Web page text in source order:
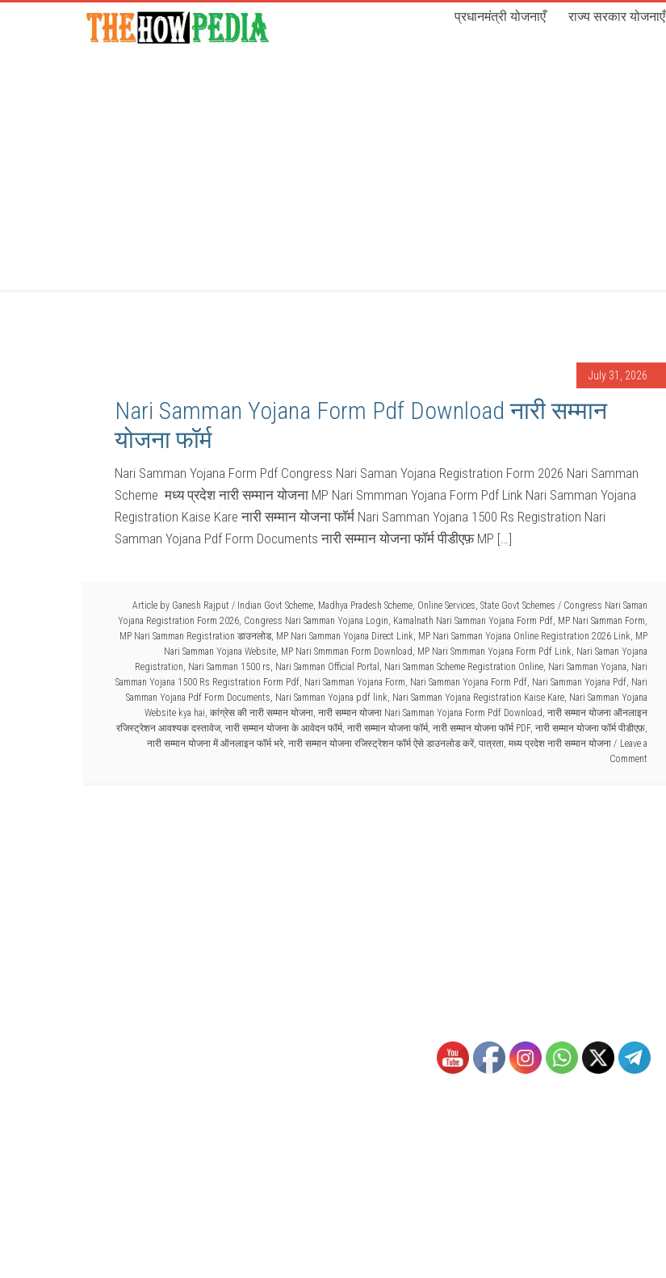
प्रधानमंत्री योजनाएँ राज्य सरकार योजनाएँ
July 31, 2026
Nari Samman Yojana Form Pdf Download नारी सम्मान
योजना फॉर्म
Nari Samman Yojana Form Pdf Congress Nari Saman Yojana Registration Form 2026 Nari Samman
Scheme मध्य प्रदेश नारी सम्मान योजना MP Nari Smmman Yojana Form Pdf Link Nari Samman Yojana
Registration Kaise Kare नारी सम्मान योजना फॉर्म Nari Samman Yojana 1500 Rs Registration Nari
Samman Yojana Pdf Form Documents नारी सम्मान योजना फॉर्म पीडीएफ़ MP […]
Article by Ganesh Rajput / Indian Govt Scheme, Madhya Pradesh Scheme, Online Services, State Govt Schemes / Congress Nari Saman
Yojana Registration Form 2026, Congress Nari Samman Yojana Login, Kamalnath Nari Samman Yojana Form Pdf, MP Nari Samman Form,
MP Nari Samman Registration डाउनलोड, MP Nari Samman Yojana Direct Link, MP Nari Samman Yojana Online Registration 2026 Link, MP
Nari Samman Yojana Website, MP Nari Smmman Form Download, MP Nari Smmman Yojana Form Pdf Link, Nari Saman Yojana
Registration, Nari Samman 1500 rs, Nari Samman Official Portal , Nari Samman Scheme Registration Online, Nari Samman Yojana, Nari
Samman Yojana 1500 Rs Registration Form Pdf, Nari Samman Yojana Form, Nari Samman Yojana Form Pdf, Nari Samman Yojana Pdf, Nari
Samman Yojana Pdf Form Documents, Nari Samman Yojana pdf link, Nari Samman Yojana Registration Kaise Kare, Nari Samman Yojana
Website kya hai, कांग्रेस की नारी सम्मान योजना, नारी सम्मान योजना Nari Samman Yojana Form Pdf Download, नारी सम्मान योजना ऑनलाइन
रजिस्ट्रेशन आवश्यक दस्तावेज, नारी सम्मान योजना के आवेदन फॉर्म, नारी सम्मान योजना फॉर्म, नारी सम्मान योजना फॉर्म PDF, नारी सम्मान योजना फॉर्म पीडीएफ़,
नारी सम्मान योजना में ऑनलाइन फॉर्म भरे, नारी सम्मान योजना रजिस्ट्रेशन फॉर्म ऐसे डाउनलोड करें, पात्रता, मध्य प्रदेश नारी सम्मान योजना
Leave a
Comment